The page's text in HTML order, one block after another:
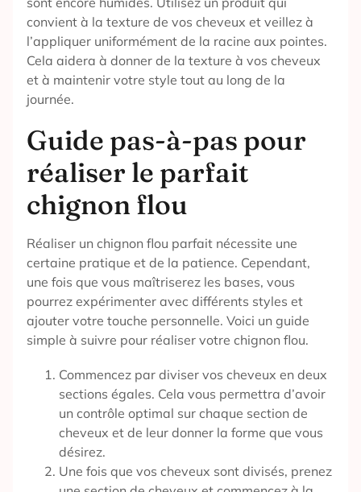
convient à la texture de vos cheveux et veillez à
l’appliquer uniformément de la racine aux pointes.
Cela aidera à donner de la texture à vos cheveux
et à maintenir votre style tout au long de la
journée.
Guide pas-à-pas pour
réaliser le parfait
chignon flou
Réaliser un chignon flou parfait nécessite une
certaine pratique et de la patience. Cependant,
une fois que vous maîtriserez les bases, vous
pourrez expérimenter avec différents styles et
ajouter votre touche personnelle. Voici un guide
simple à suivre pour réaliser votre chignon flou.
Commencez par diviser vos cheveux en deux
sections égales. Cela vous permettra d’avoir
un contrôle optimal sur chaque section de
cheveux et de leur donner la forme que vous
désirez.
Une fois que vos cheveux sont divisés, prenez